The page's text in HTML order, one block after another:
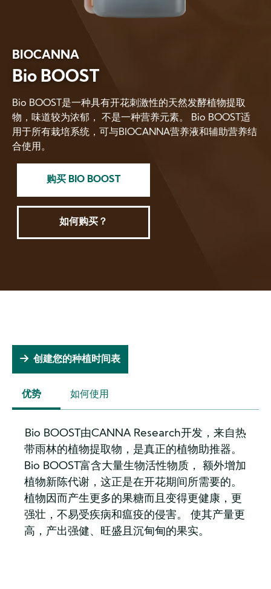
BIOCANNA
Bio BOOST
Bio BOOST是一种具有开花刺激性的天然发酵植物提取
物，味道较为浓郁， 不是一种营养元素。 Bio BOOST适
用于所有栽培系统，可与BIOCANNA营养液和辅助营养结
合使用。
购买 BIO BOOST
如何购买？
优势
(ACTIVE
如何使用
创建您的种植时间表
Bio BOOST由CANNA Research开发，来自热
带雨林的植物提取物，是真正的植物助推器。
Bio BOOST富含大量生物活性物质， 额外增加
植物新陈代谢，这正是在开花期间所需要的。
植物因而产生更多的果糖而且变得更健康，更
强壮，不易受疾病和瘟疫的侵害。 使其产量更
高，产出强健、旺盛且沉甸甸的果实。